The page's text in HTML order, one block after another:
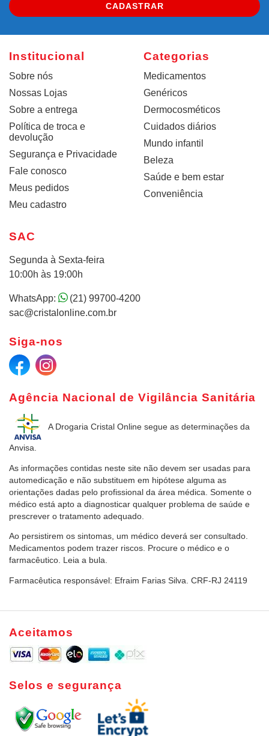
CADASTRAR
Institucional
Sobre nós
Nossas Lojas
Sobre a entrega
Política de troca e
devolução
Segurança e Privacidade
Fale conosco
Meus pedidos
Meu cadastro
Categorias
Medicamentos
Genéricos
Dermocosméticos
Cuidados diários
Mundo infantil
Beleza
Saúde e bem estar
Conveniência
Agência Nacional de Vigilância Sanitária
A Drogaria Cristal Online segue as determinações da
Anvisa.
As informações contidas neste site não devem ser usadas para
automedicação e não substituem em hipótese alguma as
orientações dadas pelo profissional da área médica. Somente o
médico está apto a diagnosticar qualquer problema de saúde e
prescrever o tratamento adequado.
Ao persistirem os sintomas, um médico deverá ser consultado.
Medicamentos podem trazer riscos. Procure o médico e o
farmacêutico. Leia a bula.
Farmacêutica responsável: Efraim Farias Silva. CRF-RJ 24119
SAC
Segunda à Sexta-feira
10:00h às 19:00h
WhatsApp:
(21) 99700-4200
sac@cristalonline.com.br
Siga-nos
Aceitamos
Selos e segurança